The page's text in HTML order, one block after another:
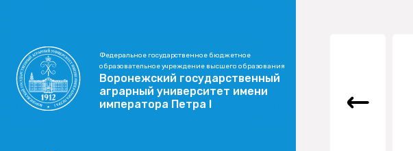
Федеральное государственное бюджетное
образовательное учреждение высшего образования
Воронежский государственный
аграрный университет имени
императора Петра I